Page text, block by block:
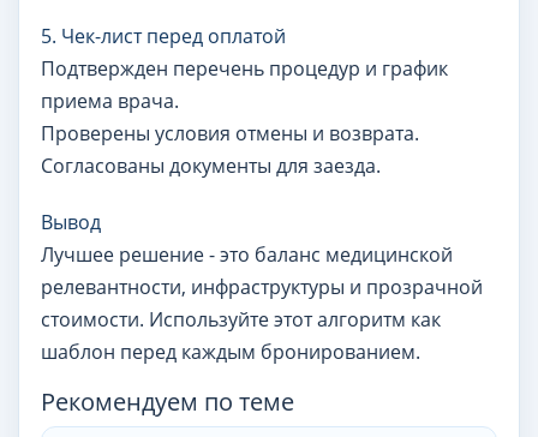
5. Чек-лист перед оплатой
Подтвержден перечень процедур и график
приема врача.
Проверены условия отмены и возврата.
Согласованы документы для заезда.
Вывод
Лучшее решение - это баланс медицинской
релевантности, инфраструктуры и прозрачной
стоимости. Используйте этот алгоритм как
шаблон перед каждым бронированием.
Рекомендуем по теме